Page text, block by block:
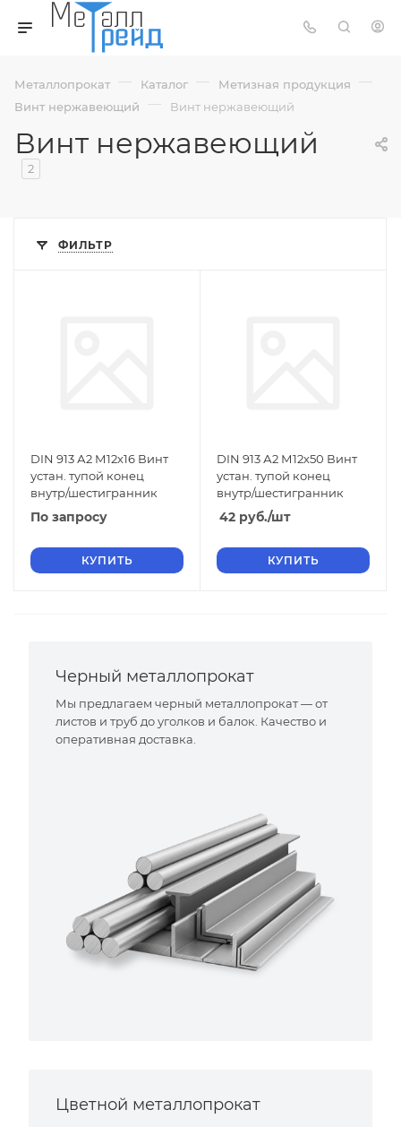
Металлопрокат — Каталог — Метизная продукция —
Винт нержавеющий — Винт нержавеющий
Винт нержавеющий
2
ФИЛЬТР
DIN 913 А2 М12х16 Винт
устан. тупой конец
внутр/шестигранник
По запросу
КУПИТЬ
DIN 913 А2 М12х50 Винт
устан. тупой конец
внутр/шестигранник
42 руб./шт
КУПИТЬ
Черный металлопрокат
Мы предлагаем черный металлопрокат — от
листов и труб до уголков и балок. Качество и
оперативная доставка.
Цветной металлопрокат